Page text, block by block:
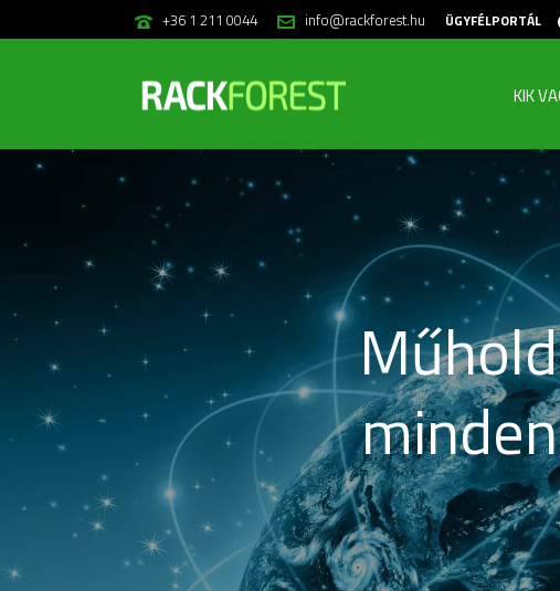
+36 1 211 0044 info@rackforest.hu ÜGYFÉLPORTÁL
KIK